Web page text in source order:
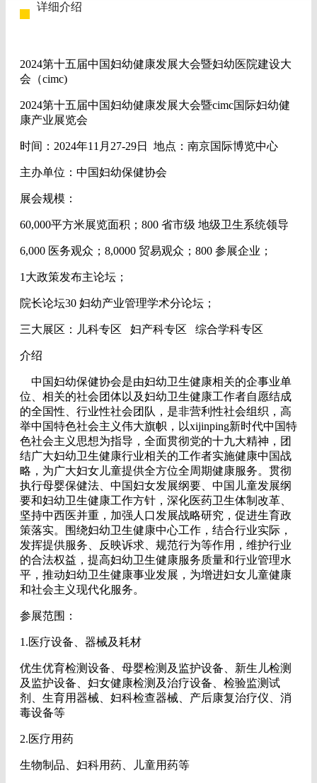
详细介绍
2024第十五届中国妇幼健康发展大会暨妇幼医院建设大
会（cimc)
2024第十五届中国妇幼健康发展大会暨cimc国际妇幼健
康产业展览会
时间：2024年11月27-29日 地点：南京国际博览中心
主办单位：中国妇幼保健协会
展会规模：
60,000平方米展览面积；800 省市级 地级卫生系统领导
6,000 医务观众；8,0000 贸易观众；800 参展企业；
1大政策发布主论坛；
院长论坛30 妇幼产业管理学术分论坛；
三大展区：儿科专区 妇产科专区 综合学科专区
介绍
中国妇幼保健协会是由妇幼卫生健康相关的企事业单
位、相关的社会团体以及妇幼卫生健康工作者自愿结成
的全国性、行业性社会团队，是非营利性社会组织，高
举中国特色社会主义伟大旗帜，以xijinping新时代中国特
色社会主义思想为指导，全面贯彻党的十九大精神，团
结广大妇幼卫生健康行业相关的工作者实施健康中国战
略，为广大妇女儿童提供全方位全周期健康服务。贯彻
执行母婴保健法、中国妇女发展纲要、中国儿童发展纲
要和妇幼卫生健康工作方针，深化医药卫生体制改革、
坚持中西医并重，加强人口发展战略研究，促进生育政
策落实。围绕妇幼卫生健康中心工作，结合行业实际，
发挥提供服务、反映诉求、规范行为等作用，维护行业
的合法权益，提高妇幼卫生健康服务质量和行业管理水
平，推动妇幼卫生健康事业发展，为增进妇女儿童健康
和社会主义现代化服务。
参展范围：
1.医疗设备、器械及耗材
优生优育检测设备、母婴检测及监护设备、新生儿检测
及监护设备、妇女健康检测及治疗设备、检验监测试
剂、生育用器械、妇科检查器械、产后康复治疗仪、消
毒设备等
2.医疗用药
生物制品、妇科用药、儿童用药等